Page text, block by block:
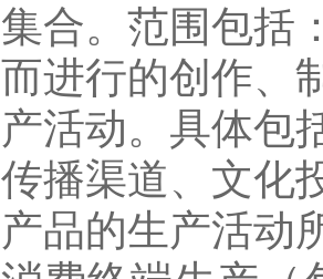
集合。范围包括
而进行的创作、
产活动。具体包
传播渠道、文化
产品的生产活动